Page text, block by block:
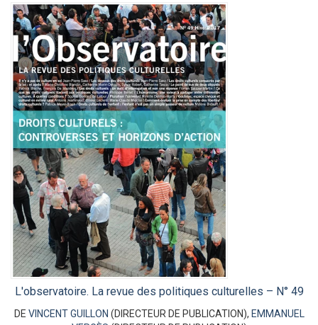
L'observatoire. La revue des politiques culturelles – N° 49
DE VINCENT GUILLON (DIRECTEUR DE PUBLICATION), EMMANUEL